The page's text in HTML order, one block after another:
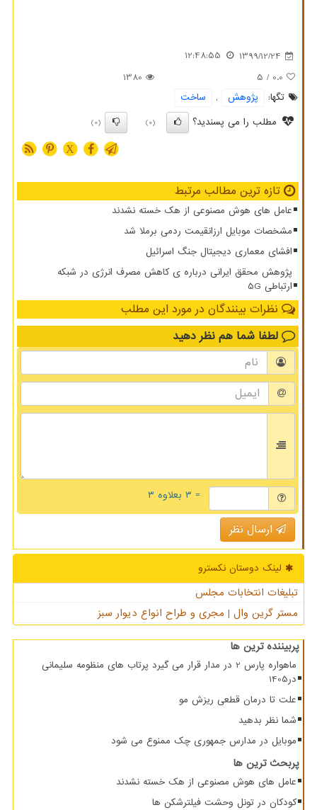
1399/12/24
12:48:55
0.0
/ 5
1380
تگها:
پژوهش ,
ساخت
مطلب را می پسندید؟
(0)
(0)
X
تازه ترین مطالب مرتبط
عامل های هوش مصنوعی از هک خسته نشدند
مشخصات موبایل ارزانقیمت ردمی برملا شد
افشای معماری دیجیتال جنگ اسرائیل
پژوهش محقق ایرانی درباره ی کاهش مصرف انرژی در شبکه
ارتباطی 5G
نظرات بینندگان در مورد این مطلب
لطفا شما هم نظر دهید
= ۳ بعلاوه ۳
ارسال نظر
لینک دوستان نكسترو
تبلیغات انتخابات مجلس
مستر گرین وال | مجری و طراح انواع دیوار سبز
پربیننده ترین ها
ماهواره پارس 2 در مدار قرار می گیرد پرتاب های منظومه سلیمانی
در1405
علت تا درمان قطعی ریزش مو
شما نظر بدهید
موبایل در مدارس جمهوری چک ممنوع می شود
پربحث ترین ها
عامل های هوش مصنوعی از هک خسته نشدند
کودکان در تونل وحشت فیلترشکن ها